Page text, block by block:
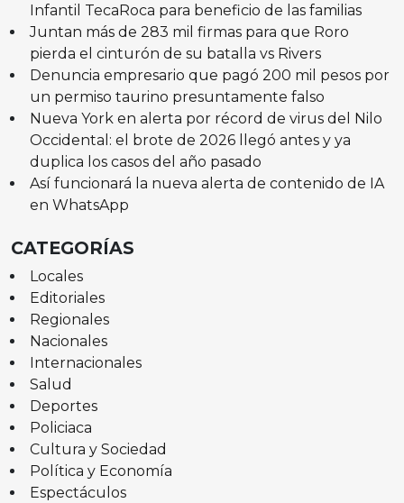
Infantil TecaRoca para beneficio de las familias
Juntan más de 283 mil firmas para que Roro
pierda el cinturón de su batalla vs Rivers
Denuncia empresario que pagó 200 mil pesos por
un permiso taurino presuntamente falso
Nueva York en alerta por récord de virus del Nilo
Occidental: el brote de 2026 llegó antes y ya
duplica los casos del año pasado
Así funcionará la nueva alerta de contenido de IA
en WhatsApp
CATEGORÍAS
Locales
Editoriales
Regionales
Nacionales
Internacionales
Salud
Deportes
Policiaca
Cultura y Sociedad
Política y Economía
Espectáculos